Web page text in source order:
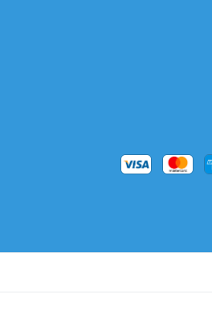
Copyright Editorial Betina